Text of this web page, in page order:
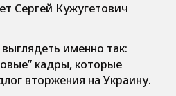
Сергей Кужугетович
именно так:
кадры, которые
вторжения на Украину.